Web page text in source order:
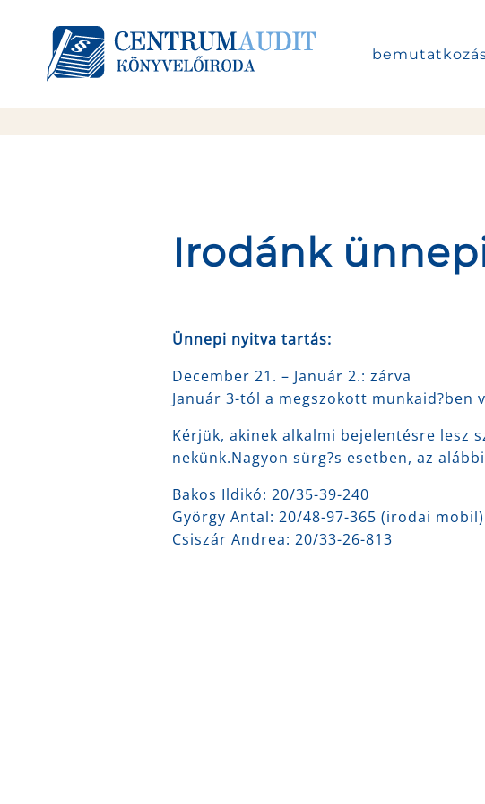
Irodánk
Ünnepi nyitva tartás:
December 21. – Január 2.: zárva
Január 3-tól a megszokott munkaid?ben
Kérjük, akinek alkalmi bejelentésre lesz
nekünk.Nagyon sürg?s esetben, az
Bakos Ildikó: 20/35-39-240
György Antal: 20/48-97-365 (irodai mobil)
Csiszár Andrea: 20/33-26-813